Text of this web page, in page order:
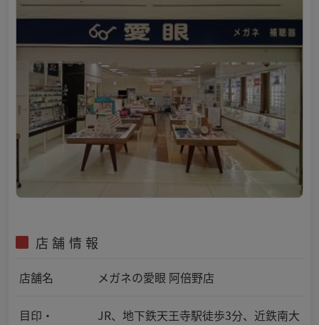
店舗情報
店舗名 メガネの愛眼 阿倍野店
目印・
JR、地下鉄天王寺駅徒歩3分、近鉄南大